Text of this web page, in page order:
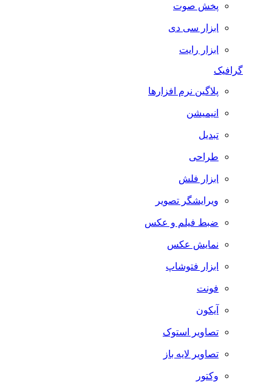
پخش صوت
ابزار سی دی
ابزار رایت
گرافیک
پلاگین نرم افزارها
انیمیشن
تبدیل
طراحی
ابزار فلش
ویرایشگر تصویر
ضبط فيلم و عكس
نمایش عکس
ابزار فتوشاپ
فونت
آیکون
تصاویر استوک
تصاویر لایه باز
وکتور